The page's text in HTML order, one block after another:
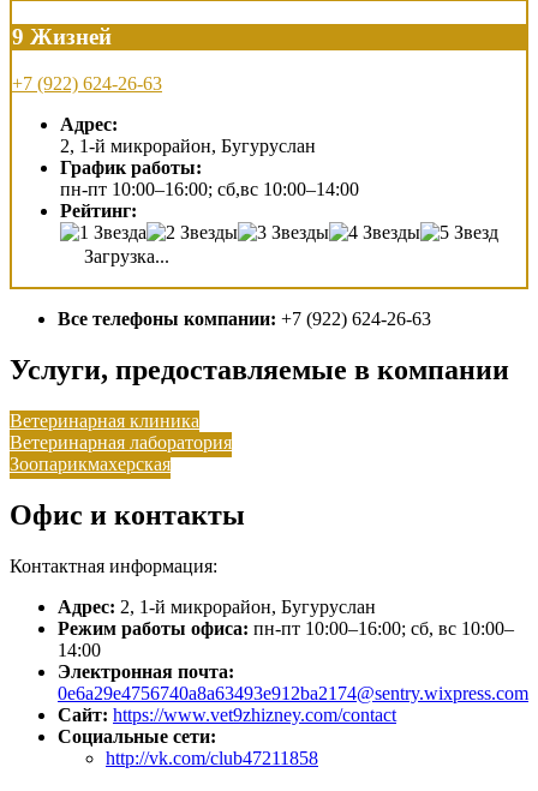
9 Жизней
+7 (922) 624-26-63
Адрес:
2, 1-й микрорайон, Бугуруслан
График работы:
пн-пт 10:00–16:00; сб,вс 10:00–14:00
Рейтинг:
Загрузка...
Все телефоны компании: +7 (922) 624-26-63
Услуги, предоставляемые в компании
Ветеринарная клиника
Ветеринарная лаборатория
Зоопарикмахерская
Офис и контакты
Контактная информация:
Адрес: 2, 1-й микрорайон, Бугуруслан
Режим работы офиса: пн-пт 10:00–16:00; сб, вс 10:00–
14:00
Электронная почта:
0e6a29e4756740a8a63493e912ba2174@sentry.wixpress.com
Сайт: https://www.vet9zhizney.com/contact
Социальные сети:
http://vk.com/club47211858